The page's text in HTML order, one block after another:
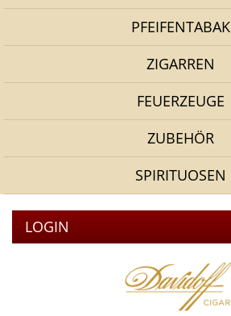
PFEIFENTABAK
ZIGARREN
FEUERZEUGE
ZUBEHÖR
SPIRITUOSEN
LOGIN